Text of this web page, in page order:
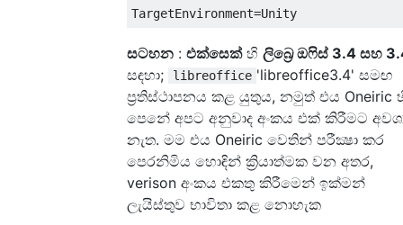
සටහන : එක්සෙක්හි ලිබ්‍රෙ ඔෆිස් 3.4 සහ
සඳහා;
libreoffice 'libreoffice3.4' සමඟ
ප්‍රතිස්ථාපනය කළ යුතුය, නමුත් එය Oneiric
පෙනේ අපට අනුවාද අංකය එක් කිරීමට
නැත. මම එය Oneiric වෙතින් පරීක්‍ෂා කර
පෙරනිමිය හොඳින් ක්‍රියාත්මක වන අතර,
verison අංකය එකතු කිරීමෙන් ඉක්මන්
ලැයිස්තුව භාවිතා කළ නොහැක